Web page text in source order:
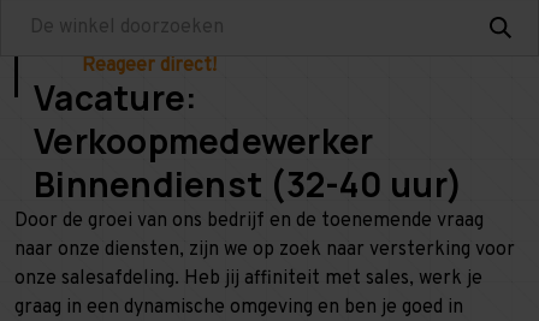
Zoeken
Reageer direct!
Vacature:
Verkoopmedewerker
Binnendienst (32-40 uur)
Door de groei van ons bedrijf en de toenemende vraag
naar onze diensten, zijn we op zoek naar versterking voor
onze salesafdeling. Heb jij affiniteit met sales, werk je
graag in een dynamische omgeving en ben je goed in